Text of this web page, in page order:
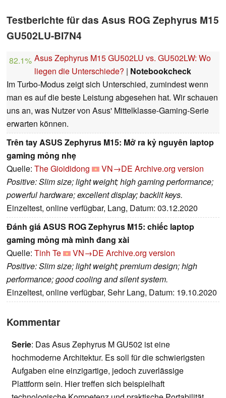
Testberichte für das Asus ROG Zephyrus M15
GU502LU-BI7N4
82.1% Asus Zephyrus M15 GU502LU vs. GU502LW: Wo
liegen die Unterschiede? | Notebookcheck
Im Turbo-Modus zeigt sich Unterschied, zumindest wenn
man es auf die beste Leistung abgesehen hat. Wir schauen
uns an, was Nutzer von Asus' Mittelklasse-Gaming-Serie
erwarten können.
Trên tay ASUS Zephyrus M15: Mở ra kỷ nguyên laptop
gaming mỏng nhẹ
Quelle: The Gioididong VN→DE Archive.org version
Positive: Slim size; light weight; high gaming performance;
powerful hardware; excellent display; backlit keys.
Einzeltest, online verfügbar, Lang, Datum: 03.12.2020
Đánh giá ASUS ROG Zephyrus M15: chiếc laptop
gaming mỏng mà mình đang xài
Quelle: Tinh Te VN→DE Archive.org version
Positive: Slim size; light weight; premium design; high
performance; good cooling and silent system.
Einzeltest, online verfügbar, Sehr Lang, Datum: 19.10.2020
Kommentar
Serie: Das Asus Zephyrus M GU502 ist eine
hochmoderne Architektur. Es soll für die schwierigsten
Aufgaben eine einzigartige, jedoch zuverlässige
Plattform sein. Hier treffen sich beispielhaft